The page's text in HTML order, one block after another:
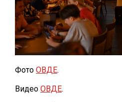
Фото ОВДЕ.
Видео ОВДЕ.